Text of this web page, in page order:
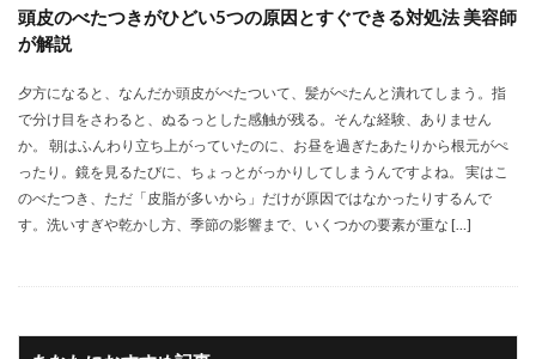
頭皮のべたつきがひどい5つの原因とすぐできる対処法 美容師
が解説
夕方になると、なんだか頭皮がべたついて、髪がぺたんと潰れてしまう。指
で分け目をさわると、ぬるっとした感触が残る。そんな経験、ありません
か。 朝はふんわり立ち上がっていたのに、お昼を過ぎたあたりから根元がぺ
ったり。鏡を見るたびに、ちょっとがっかりしてしまうんですよね。 実はこ
のべたつき、ただ「皮脂が多いから」だけが原因ではなかったりするんで
す。洗いすぎや乾かし方、季節の影響まで、いくつかの要素が重な […]